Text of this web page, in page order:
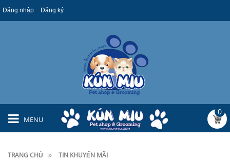
Đăng nhập Đăng ký
MENU
0
TRANG CHỦ TIN KHUYẾN MÃI